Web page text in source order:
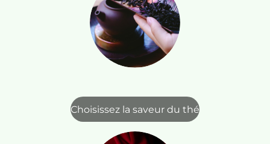
Choisissez la saveur du thé